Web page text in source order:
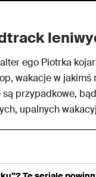
ego Piotrka
wakacje w
przypadkowe,
upalnych